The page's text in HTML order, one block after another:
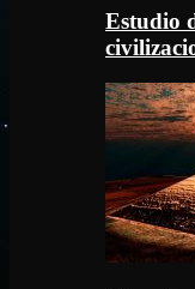
Estudio